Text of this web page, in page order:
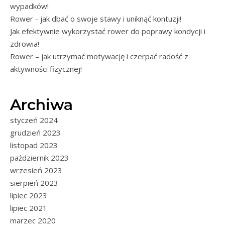
wypadków!
Rower - jak dbać o swoje stawy i uniknąć kontuzji!
Jak efektywnie wykorzystać rower do poprawy kondycji i
zdrowia!
Rower – jak utrzymać motywację i czerpać radość z
aktywności fizycznej!
Archiwa
styczeń 2024
grudzień 2023
listopad 2023
październik 2023
wrzesień 2023
sierpień 2023
lipiec 2023
lipiec 2021
marzec 2020